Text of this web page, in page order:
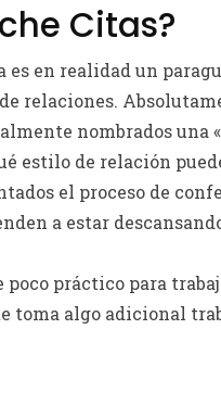
Citas?
en realidad un
relaciones.
nombrados una
estilo de relación
el proceso de
a estar
práctico para
toma algo adicional